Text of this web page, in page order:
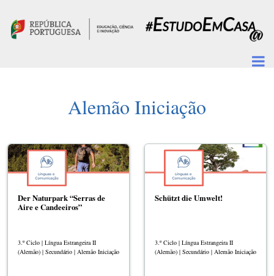
Alemão Iniciação
Der Naturpark “Serras de
Aire e Candeeiros”
3.º Ciclo | Língua Estrangeira II
(Alemão) | Secundário | Alemão Iniciação
Schützt die Umwelt!
3.º Ciclo | Língua Estrangeira II
(Alemão) | Secundário | Alemão Iniciação